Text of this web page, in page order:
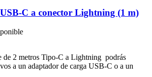
C a conector Lightning (1 m)
de 2 metros Tipo-C a Lightning podrás
a un adaptador de carga USB-C o a un